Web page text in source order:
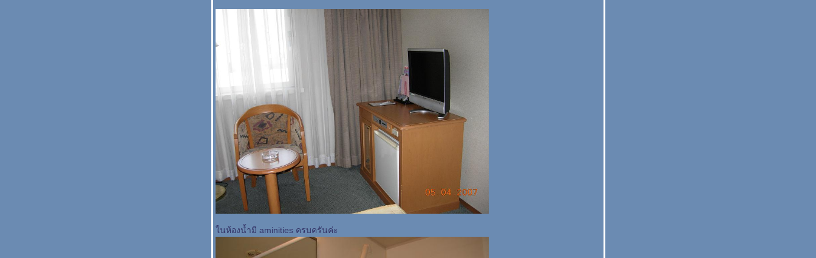
นห้องน้ำมี aminities ครบครันค่ะ